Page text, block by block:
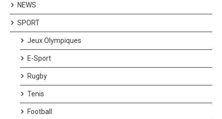
NEWS
SPORT
Jeux Olympiques
E-Sport
Rugby
Tenis
Football